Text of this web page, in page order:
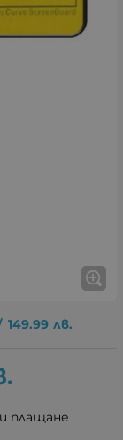
149.99 лв.
плащане